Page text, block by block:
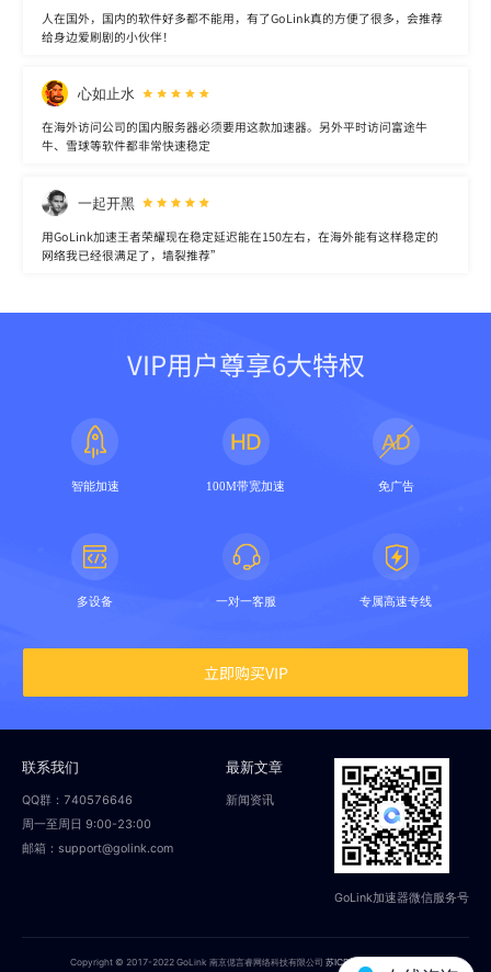
人在国外，国内的软件好多都不能用，有了GoLink真的方便了很多，会推荐
给身边爱刷剧的小伙伴！
心如止水
在海外访问公司的国内服务器必须要用这款加速器。另外平时访问富途牛
牛、雪球等软件都非常快速稳定
一起开黑
用GoLink加速王者荣耀现在稳定延迟能在150左右，在海外能有这样稳定的
网络我已经很满足了，墙裂推荐”
VIP用户尊享6大特权
智能加速 100M带宽加速 免广告
多设备 一对一客服 专属高速专线
立即购买VIP
联系我们
QQ群：740576646
周一至周日 9:00-23:00
邮箱：support@golink.com
最新文章
新闻资讯
GoLink加速器微信服务号
Copyright © 2017-2022 GoLink 南京偲言睿网络科技有限公司苏ICP备18014251号-2